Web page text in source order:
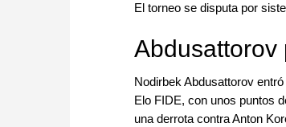
El torneo se disputa por
Abdusattorov
Nodirbek Abdusattorov
Elo FIDE, con unos puntos
una derrota contra Anton